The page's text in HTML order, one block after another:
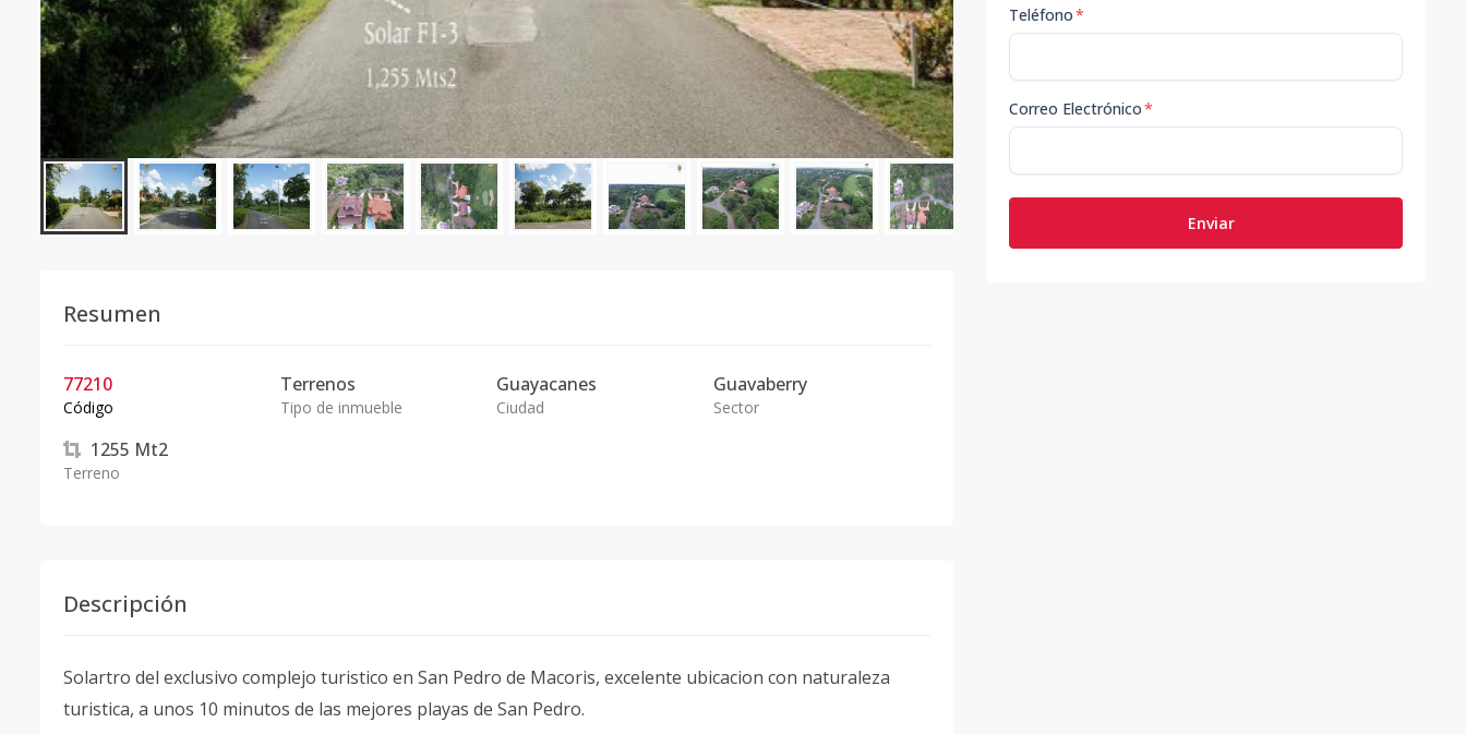
Resumen
77210
Código
Terrenos
Tipo de inmueble
Guayacanes
Ciudad
Guavaberry
Sector
1255 Mt2
Terreno
Descripción
Solartro del exclusivo complejo turistico en San Pedro de Macoris, excelente ubicacion con naturaleza
turistica, a unos 10 minutos de las mejores playas de San Pedro.
Teléfono*
Correo Electrónico*
Enviar